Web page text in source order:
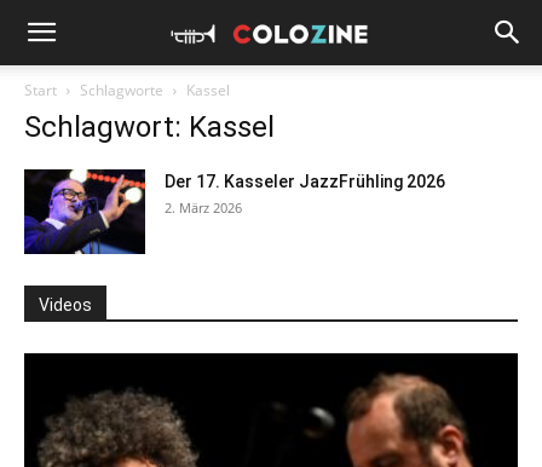
Start Schlagworte Kassel
Schlagwort: Kassel
Der 17. Kasseler JazzFrühling 2026
2. März 2026
Videos